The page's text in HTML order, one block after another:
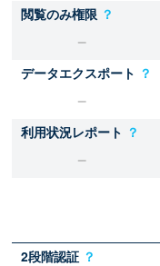
閲覧のみ権限 ？
データエクスポート ？
利用状況レポート ？
2段階認証 ？